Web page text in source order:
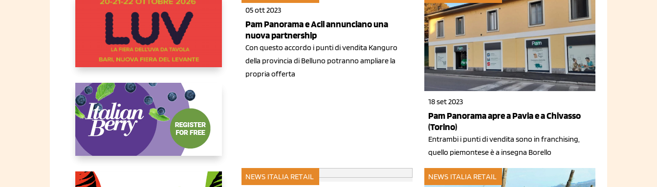
05 ott 2023
Pam Panorama e Acil annunciano una
nuova partnership
Con questo accordo i punti di vendita Kanguro
della provincia di Belluno potranno ampliare la
propria offerta
18 set 2023
Pam Panorama apre a Pavia e a Chivasso
(Torino)
Entrambi i punti di vendita sono in franchising,
quello piemontese è a insegna Borello
NEWS ITALIA RETAIL
NEWS ITALIA RETAIL